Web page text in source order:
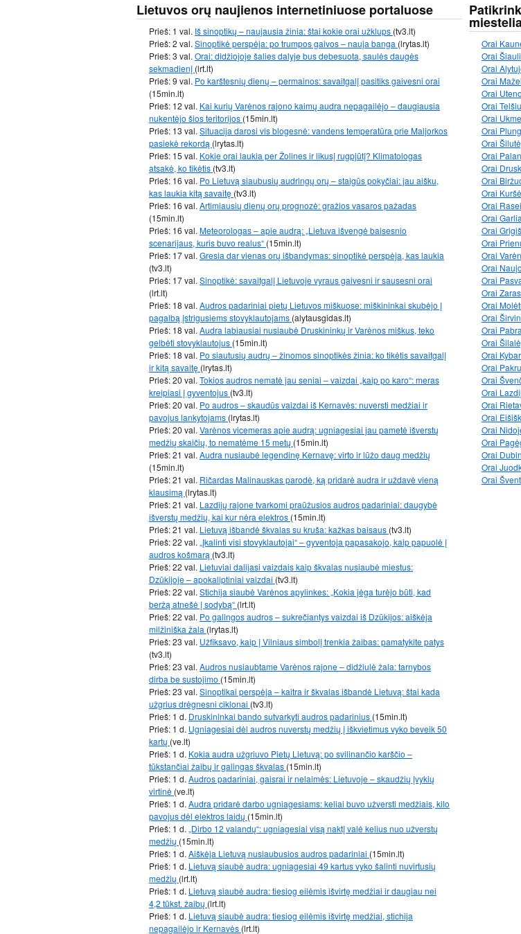
Lietuvos orų naujienos internetiniuose portaluose
Prieš: 1 val. Iš sinoptikų – naujausia žinia: štai kokie orai užklups (tv3.lt)
Prieš: 2 val. Sinoptikė perspėja: po trumpos gaivos – nauja banga (lrytas.lt)
Prieš: 3 val. Orai: didžiojoje šalies dalyje bus debesuota, saulės daugės
sekmadienį (lrt.lt)
Prieš: 9 val. Po karštesnių dienų – permainos: savaitgalį pasitiks gaivesni orai
(15min.lt)
Prieš: 12 val. Kai kurių Varėnos rajono kaimų audra nepagailėjo – daugiausia
nukentėjo šios teritorijos (15min.lt)
Prieš: 13 val. Situacija darosi vis blogesnė: vandens temperatūra prie Maljorkos
pasiekė rekordą (lrytas.lt)
Prieš: 15 val. Kokie orai laukia per Žolines ir likusį rugpjūtį? Klimatologas
atsakė, ko tikėtis (tv3.lt)
Prieš: 16 val. Po Lietuvą siaubusių audringų orų – staigūs pokyčiai: jau aišku,
kas laukia kitą savaitę (tv3.lt)
Prieš: 16 val. Artimiausių dienų orų prognozė: gražios vasaros pažadas
(15min.lt)
Prieš: 16 val. Meteorologas – apie audrą: „Lietuva išvengė baisesnio
scenarijaus, kuris buvo realus“ (15min.lt)
Prieš: 17 val. Gresia dar vienas orų išbandymas: sinoptikė perspėja, kas laukia
(tv3.lt)
Prieš: 17 val. Sinoptikė: savaitgalį Lietuvoje vyraus gaivesni ir sausesni orai
(lrt.lt)
Prieš: 18 val. Audros padariniai pietų Lietuvos miškuose: miškininkai skubėjo į
pagalbą įstrigusiems stovyklautojams (alytausgidas.lt)
Prieš: 18 val. Audra labiausiai nusiaubė Druskininkų ir Varėnos miškus, teko
gelbėti stovyklautojus (15min.lt)
Prieš: 18 val. Po siautusių audrų – žinomos sinoptikės žinia: ko tikėtis savaitgalį
ir kitą savaitę (lrytas.lt)
Prieš: 20 val. Tokios audros nematė jau seniai – vaizdai „kaip po karo“: meras
kreipiasi į gyventojus (tv3.lt)
Prieš: 20 val. Po audros – skaudūs vaizdai iš Kernavės: nuversti medžiai ir
pavojus lankytojams (lrytas.lt)
Prieš: 20 val. Varėnos vicemeras apie audrą: ugniagesiai jau pametė išverstų
medžių skaičių, to nematėme 15 metų (15min.lt)
Prieš: 21 val. Audra nusiaubė legendinę Kernavę: virto ir lūžo daug medžių
(15min.lt)
Prieš: 21 val. Ričardas Malinauskas parodė, ką pridarė audra ir uždavė vieną
klausimą (lrytas.lt)
Prieš: 21 val. Lazdijų rajone tvarkomi praūžusios audros padariniai: daugybė
išverstų medžių, kai kur nėra elektros (15min.lt)
Prieš: 21 val. Lietuvą išbandė škvalas su kruša: kažkas baisaus (tv3.lt)
Prieš: 22 val. „Įkalinti visi stovyklautojai“ – gyventoja papasakojo, kaip papuolė į
audros košmarą (tv3.lt)
Prieš: 22 val. Lietuviai dalijasi vaizdais kaip škvalas nusiaubė miestus:
Dzūkijoje – apokaliptiniai vaizdai (tv3.lt)
Prieš: 22 val. Stichija siaubė Varėnos apylinkes: „Kokia jėga turėjo būti, kad
beržą atnešė į sodybą“ (lrt.lt)
Prieš: 22 val. Po galingos audros – sukrečiantys vaizdai iš Dzūkijos: aiškėja
milžiniška žala (lrytas.lt)
Prieš: 23 val. Užfiksavo, kaip į Vilniaus simbolį trenkia žaibas: pamatykite patys
(tv3.lt)
Prieš: 23 val. Audros nusiaubtame Varėnos rajone – didžiulė žala: tarnybos
dirba be sustojimo (15min.lt)
Prieš: 23 val. Sinoptikai perspėja – kaitra ir škvalas išbandė Lietuvą: štai kada
užgrius drėgnesni ciklonai (tv3.lt)
Prieš: 1 d. Druskininkai bando sutvarkyti audros padarinius (15min.lt)
Prieš: 1 d. Ugniagesiai dėl audros nuverstų medžių į iškvietimus vyko beveik 50
kartų (ve.lt)
Prieš: 1 d. Kokia audra užgriuvo Pietų Lietuvą: po svilinančio karščio –
tūkstančiai žaibų ir galingas škvalas (15min.lt)
Prieš: 1 d. Audros padariniai, gaisrai ir nelaimės: Lietuvoje – skaudžių įvykių
virtinė (ve.lt)
Prieš: 1 d. Audra pridarė darbo ugniagesiams: keliai buvo užversti medžiais, kilo
pavojus dėl elektros laidų (15min.lt)
Prieš: 1 d. „Dirbo 12 valandų“: ugniagesiai visą naktį valė kelius nuo užverstų
medžių (15min.lt)
Prieš: 1 d. Aiškėja Lietuvą nusiaubusios audros padariniai (15min.lt)
Prieš: 1 d. Lietuvą siaubė audra: ugniagesiai 49 kartus vyko šalinti nuvirtusių
medžių (lrt.lt)
Prieš: 1 d. Lietuvą siaubė audra: tiesiog eilėmis išvirtę medžiai ir daugiau nei
4,2 tūkst. žaibų (lrt.lt)
Prieš: 1 d. Lietuvą siaubė audra: tiesiog eilėmis išvirtę medžiai, stichija
nepagailėjo ir Kernavės (lrt.lt)
Orai
Orai
Orai
Orai
Orai
Orai
Orai
Orai
Orai
Orai
Orai
Orai
Orai
Orai
Orai
Orai
Orai
Orai
Orai
Orai
Orai
Orai
Orai
Orai
Orai
Orai
Orai
Orai
Orai
Orai
Orai
Orai
Orai
Orai
Orai
Orai